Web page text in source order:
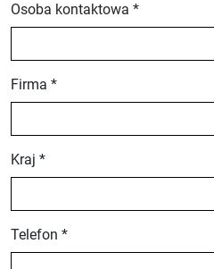
Osoba kontaktowa *
Firma *
Kraj *
Telefon *